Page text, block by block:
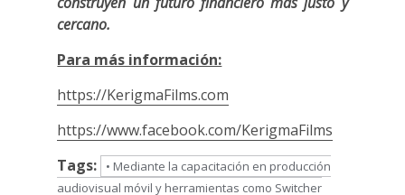
cercano.
Para más información:
https://KerigmaFilms.com
https://www.facebook.com/KerigmaFilms
Tags:
• Mediante la capacitación en producción
audiovisual móvil y herramientas como Switcher